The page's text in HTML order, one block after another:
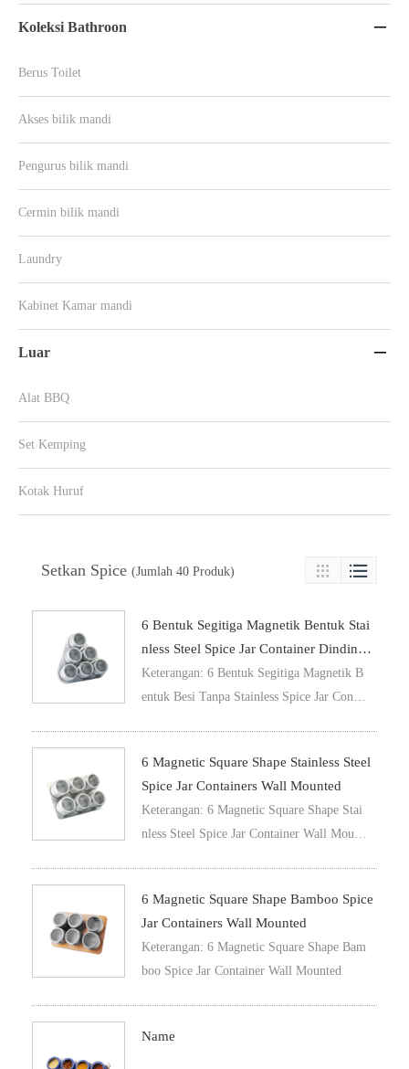
Koleksi Bathroon 
Berus Toilet
Akses bilik mandi
Pengurus bilik mandi
Cermin bilik mandi
Laundry
Kabinet Kamar mandi
Luar 
Alat BBQ
Set Kemping
Kotak Huruf
Setkan Spice (Jumlah 40 Produk)  
6 Bentuk Segitiga Magnetik Bentuk Stai
Nless Steel Spice Jar Container Dinding
Dilekap
Keterangan: 6 Bentuk Segitiga Magnetik B
entuk Besi Tanpa Stainless Spice Jar Contai
6 Magnetic Square Shape Stainless Steel
Spice Jar Containers Wall Mounted
Keterangan: 6 Magnetic Square Shape Stai
nless Steel Spice Jar Container Wall Mount
6 Magnetic Square Shape Bamboo Spice
Jar Containers Wall Mounted
Keterangan: 6 Magnetic Square Shape Bam
boo Spice Jar Container Wall Mounted
Name